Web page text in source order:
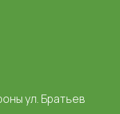
ул. Братьев